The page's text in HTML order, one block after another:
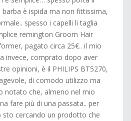
è ispida ma non fittissima,
spesso i capelli li taglia
remington Groom Hair
pagato circa 25€.. il mio
invece, comprato dopo aver
opinioni, è il PHILIPS BT5270,
di comodo utilizzo ma
notato che, almeno nel mio
fare più di una passata.. per
sto cercando un prodotto che